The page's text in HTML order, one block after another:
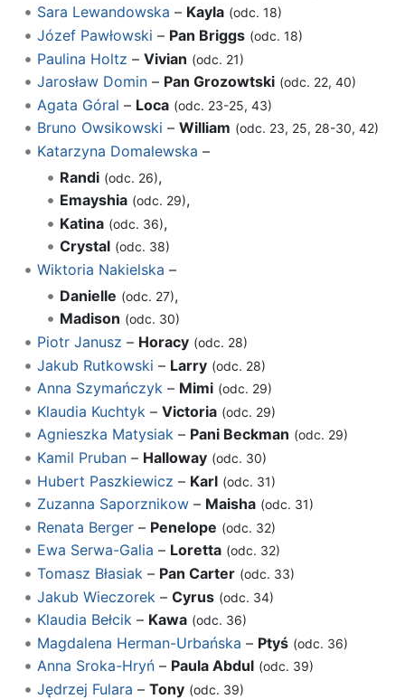
Sara Lewandowska – Kayla (odc. 18)
Józef Pawłowski – Pan Briggs (odc. 18)
Paulina Holtz – Vivian (odc. 21)
Jarosław Domin– Pan Grozowtski (odc. 22, 40)
Agata Góral – Loca (odc. 23-25, 43)
Bruno Owsikowski – William (odc. 23, 25, 28-30, 42)
Katarzyna Domalewska –
Randi (odc. 26),
Emayshia (odc. 29),
Katina (odc. 36),
Crystal (odc. 38)
Wiktoria Nakielska –
Danielle (odc. 27),
Madison (odc. 30)
Piotr Janusz – Horacy (odc. 28)
Jakub Rutkowski – Larry (odc. 28)
Anna Szymańczyk– Mimi (odc. 29)
Klaudia Kuchtyk – Victoria (odc. 29)
Agnieszka Matysiak– Pani Beckman (odc. 29)
Kamil Pruban– Halloway (odc. 30)
Hubert Paszkiewicz – Karl (odc. 31)
Zuzanna Saporznikow– Maisha (odc. 31)
Renata Berger– Penelope (odc. 32)
Ewa Serwa-Galia – Loretta (odc. 32)
Tomasz Błasiak – Pan Carter (odc. 33)
Jakub Wieczorek – Cyrus (odc. 34)
Klaudia Bełcik– Kawa (odc. 36)
Magdalena Herman-Urbańska – Ptyś (odc. 36)
Anna Sroka-Hryń– Paula Abdul (odc. 39)
Jędrzej Fulara – Tony (odc. 39)